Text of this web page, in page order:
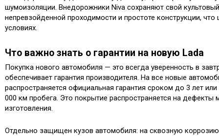
шумоизоляции. Внедорожники Niva сохраняют свой
непревзойденной проходимости и простоте конструкции, что
условиях.
Что важно знать о гарантии на новую Lada
Покупка нового автомобиля — это всегда уверенность в
обеспечивает гарантия производителя. На все новые
распространяется официальная гарантия сроком до 3 лет
000 км пробега. Это покрытие распространяется на дефекты
изготовления.
Отдельно защищен кузов автомобиля: на сквозную коррозию